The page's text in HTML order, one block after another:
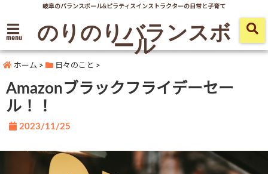
岐阜のバランスボール&ピラティスインストラクターの日常と子育て
menu のりのりバランスボ
ール
ホーム > 日々のこと >
Amazonブラックフライデーセー
ル！！
2023/11/25